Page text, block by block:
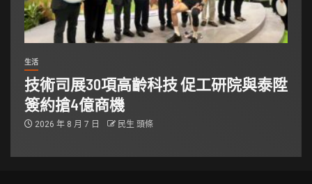
生活
技術司展30項高齡科技 促工研院與泰陞
簽約搶4億商機
2026 年 8 月 7 日 民生 頭條